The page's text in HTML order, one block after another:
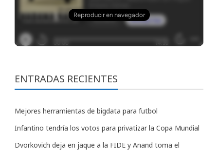
ENTRADAS RECIENTES
Mejores herramientas de bigdata para futbol
Infantino tendría los votos para privatizar la Copa Mundial
Dvorkovich deja en jaque a la FIDE y Anand toma el